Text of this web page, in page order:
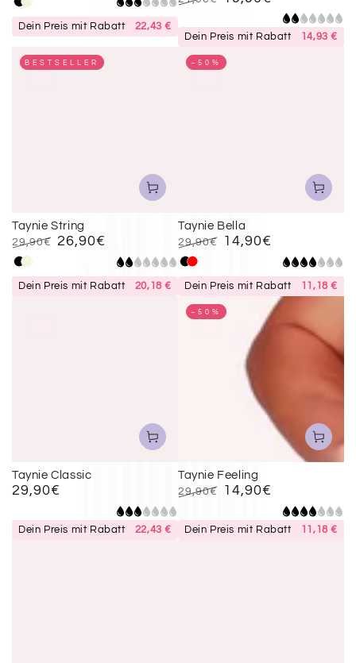
Schwarz
Beige
Dein Preis mit Rabatt 22,43 €
Preis
Verkaufspreis
Dein Preis mit Rabatt 14,93 €
Taynie String
Regulärer
29,90€
Verkaufspreis
26,90€
Schwarz
Beige
Dein Preis mit Rabatt 20,18 €
BESTSELLER
Taynie Bella
Regulärer
29,90€
Verkaufspreis
14,90€
Schwarz
Rot
Dein Preis mit Rabatt 11,18 €
–50%
Taynie Classic
Regulärer
29,90€
Dein Preis mit Rabatt 22,43 €
Taynie Feeling
Preis
29,90€
Verkaufspreis
14,90€
Dein Preis mit Rabatt 11,18 €
–50%